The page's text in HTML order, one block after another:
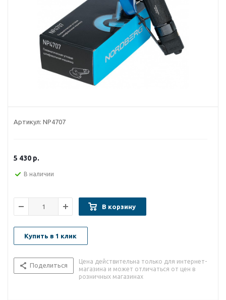
Артикул: NP4707
5 430 р.
В наличии
В корзину
Купить в 1 клик
Поделиться
Цена действительна только для интернет-
магазина и может отличаться от цен в
розничных магазинах